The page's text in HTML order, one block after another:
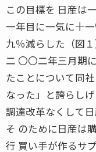
この目標を 日産は
一年目に一気に十
九％減らした（図１
二 〇〇二年三月期
たことについて同
なった」と誇らし
調達改革なくして
そ のために日産は
行 買い手が作るサ